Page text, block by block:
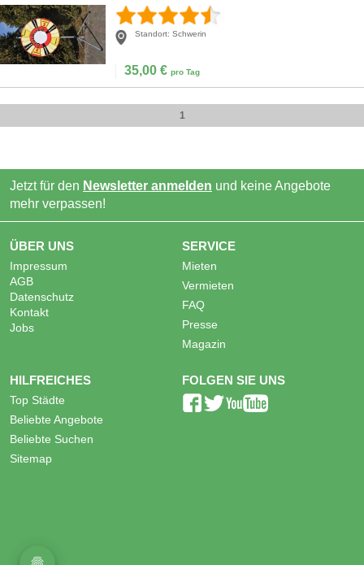
Standort: Schwerin
35,00 € pro Tag
1
Jetzt für den Newsletter anmelden und keine Angebote
mehr verpassen!
ÜBER UNS
Impressum
AGB
Datenschutz
Kontakt
Jobs
SERVICE
Mieten
Vermieten
FAQ
Presse
Magazin
HILFREICHES
Top Städte
Beliebte Angebote
Beliebte Suchen
Sitemap
FOLGEN SIE UNS